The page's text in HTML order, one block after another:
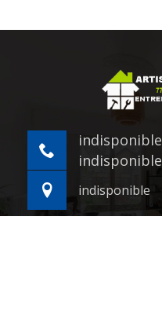
indisponible
indisponible
indisponible